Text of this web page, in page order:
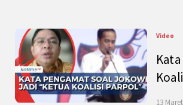
Video
13